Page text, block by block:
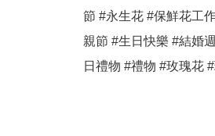
節 #永生花 #保鮮花工
親節 #生日快樂 #結婚
日禮物 #禮物 #玫瑰花